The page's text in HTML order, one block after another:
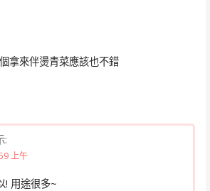
拿來伴燙青菜應該也不錯
:
上午
! 用途很多~